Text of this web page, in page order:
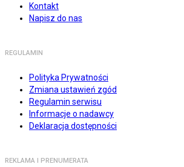
Kontakt
Napisz do nas
REGULAMIN
Polityka Prywatności
Zmiana ustawień zgód
Regulamin serwisu
Informacje o nadawcy
Deklaracja dostępności
REKLAMA I PRENUMERATA